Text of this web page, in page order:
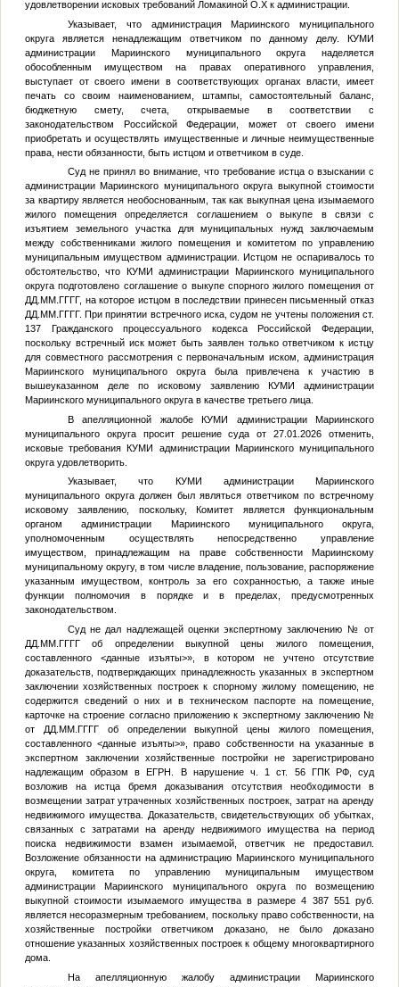
удовлетворении исковых требований Ломакиной О.Х к администрации.
Указывает, что администрация Мариинского муниципального
округа является ненадлежащим ответчиком по данному делу. КУМИ
администрации Мариинского муниципального округа наделяется
обособленным имуществом на правах оперативного управления,
выступает от своего имени в соответствующих органах власти, имеет
печать со своим наименованием, штампы, самостоятельный баланс,
бюджетную смету, счета, открываемые в соответствии с
законодательством Российской Федерации, может от своего имени
приобретать и осуществлять имущественные и личные неимущественные
права, нести обязанности, быть истцом и ответчиком в суде.
Суд не принял во внимание, что требование истца о взыскании с
администрации Мариинского муниципального округа выкупной стоимости
за квартиру является необоснованным, так как выкупная цена изымаемого
жилого помещения определяется соглашением о выкупе в связи с
изъятием земельного участка для муниципальных нужд заключаемым
между собственниками жилого помещения и комитетом по управлению
муниципальным имуществом администрации. Истцом не оспаривалось то
обстоятельство, что КУМИ администрации Мариинского муниципального
округа подготовлено соглашение о выкупе спорного жилого помещения от
ДД.ММ.ГГГГ, на которое истцом в последствии принесен письменный отказ
ДД.ММ.ГГГГ. При принятии встречного иска, судом не учтены положения ст.
137 Гражданского процессуального кодекса Российской Федерации,
поскольку встречный иск может быть заявлен только ответчиком к истцу
для совместного рассмотрения с первоначальным иском, администрация
Мариинского муниципального округа была привлечена к участию в
вышеуказанном деле по исковому заявлению КУМИ администрации
Мариинского муниципального округа в качестве третьего лица.
В апелляционной жалобе КУМИ администрации Мариинского
муниципального округа просит решение суда от 27.01.2026 отменить,
исковые требования КУМИ администрации Мариинского муниципального
округа удовлетворить.
Указывает, что КУМИ администрации Мариинского
муниципального округа должен был являться ответчиком по встречному
исковому заявлению, поскольку, Комитет является функциональным
органом администрации Мариинского муниципального округа,
уполномоченным осуществлять непосредственно управление
имуществом, принадлежащим на праве собственности Мариинскому
муниципальному округу, в том числе владение, пользование, распоряжение
указанным имуществом, контроль за его сохранностью, а также иные
функции полномочия в порядке и в пределах, предусмотренных
законодательством.
Суд не дал надлежащей оценки экспертному заключению № от
ДД.ММ.ГГГГоб определении выкупной цены жилого помещения,
составленного <данные изъяты>», в котором не учтено отсутствие
доказательств, подтверждающих принадлежность указанных в экспертном
заключении хозяйственных построек к спорному жилому помещению, не
содержится сведений о них и в техническом паспорте на помещение,
карточке на строение согласно приложению к экспертному заключению №
от ДД.ММ.ГГГГоб определении выкупной цены жилого помещения,
составленного<данные изъяты>», право собственности на указанные в
экспертном заключении хозяйственные постройки не зарегистрировано
надлежащим образом в ЕГРН. В нарушение ч. 1 ст. 56 ГПК РФ, суд
возложив на истца бремя доказывания отсутствия необходимости в
возмещении затрат утраченных хозяйственных построек, затрат на аренду
недвижимого имущества. Доказательств, свидетельствующих об убытках,
связанных с затратами на аренду недвижимого имущества на период
поиска недвижимости взамен изымаемой, ответчик не предоставил.
Возложение обязанности на администрацию Мариинского муниципального
округа, комитета по управлению муниципальным имуществом
администрации Мариинского муниципального округа по возмещению
выкупной стоимости изымаемого имущества в размере 4 387 551 руб.
является несоразмерным требованием, поскольку право собственности, на
хозяйственные постройки ответчиком доказано, не было доказано
отношение указанных хозяйственных построек к общему многоквартирного
дома.
На апелляционную жалобу администрации Мариинского